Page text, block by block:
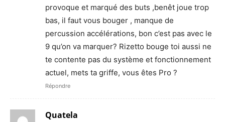
provoque et marqué des buts ,benêt joue trop
bas, il faut vous bouger , manque de
percussion accélérations, bon c’est pas avec le
9 qu’on va marquer? Rizetto bouge toi aussi ne
te contente pas du système et fonctionnement
actuel, mets ta griffe, vous êtes Pro ?
Répondre
Quatela